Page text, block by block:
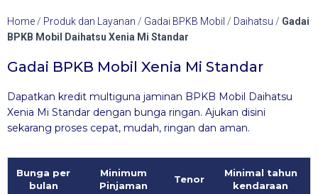
Home / Produk dan Layanan / Gadai BPKB Mobil / Daihatsu / Gadai
BPKB Mobil Daihatsu Xenia Mi Standar
Gadai BPKB Mobil Xenia Mi Standar
Dapatkan kredit multiguna jaminan BPKB Mobil Daihatsu
Xenia Mi Standar dengan bunga ringan. Ajukan disini
sekarang proses cepat, mudah, ringan dan aman.
Bunga per
bulan
Minimum
Pinjaman
Tenor
Minimal tahun
kendaraan